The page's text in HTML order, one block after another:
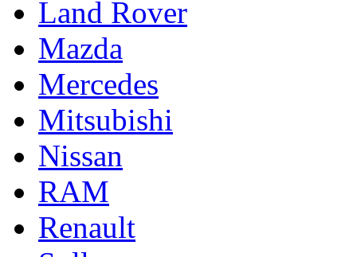
Land Rover
Mazda
Mercedes
Mitsubishi
Nissan
RAM
Renault